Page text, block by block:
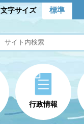
文字サイズ 標準
行政情報